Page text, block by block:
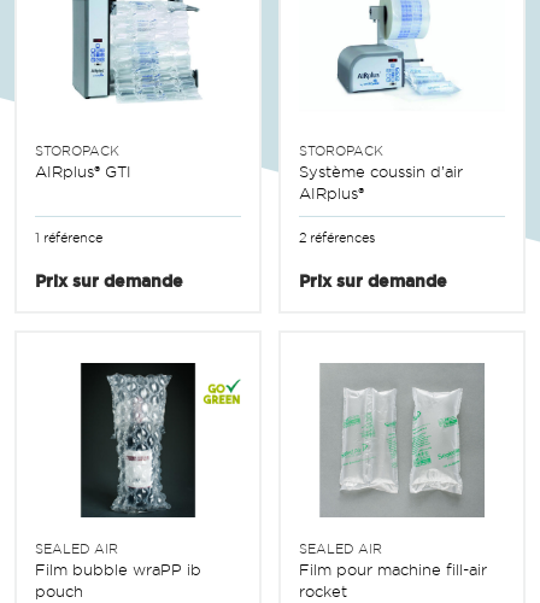
STOROPACK
AIRplus® GTI
1 référence
Prix sur demande
STOROPACK
Système coussin d’air
AIRplus®
2 références
Prix sur demande
SEALED AIR
Film bubble wraPP ib
pouch
SEALED AIR
Film pour machine fill-air
rocket